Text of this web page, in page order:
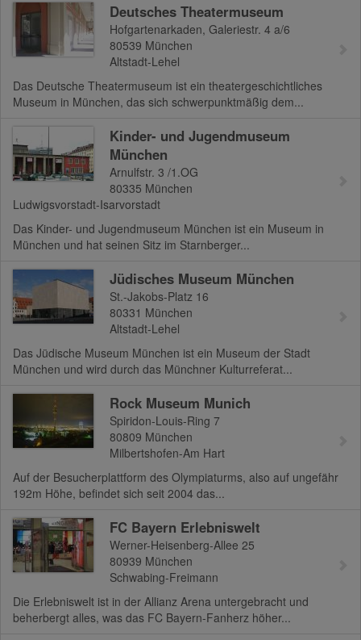
Deutsches Theatermuseum
Hofgartenarkaden, Galeriestr. 4 a/6
80539 München
Altstadt-Lehel
Das Deutsche Theatermuseum ist ein theatergeschichtliches
Museum in München, das sich schwerpunktmäßig dem...
Kinder- und Jugendmuseum
München
Arnulfstr. 3 /1.OG
80335 München
Ludwigsvorstadt-Isarvorstadt
Das Kinder- und Jugendmuseum München ist ein Museum in
München und hat seinen Sitz im Starnberger...
Jüdisches Museum München
St.-Jakobs-Platz 16
80331 München
Altstadt-Lehel
Das Jüdische Museum München ist ein Museum der Stadt
München und wird durch das Münchner Kulturreferat...
Rock Museum Munich
Spiridon-Louis-Ring 7
80809 München
Milbertshofen-Am Hart
Auf der Besucherplattform des Olympiaturms, also auf ungefähr
192m Höhe, befindet sich seit 2004 das...
FC Bayern Erlebniswelt
Werner-Heisenberg-Allee 25
80939 München
Schwabing-Freimann
Die Erlebniswelt ist in der Allianz Arena untergebracht und
beherbergt alles, was das FC Bayern-Fanherz höher...